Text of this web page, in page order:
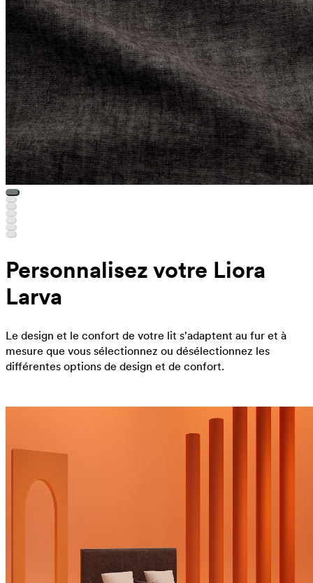
Personnalisez votre Liora
Larva
Le design et le confort de votre lit s'adaptent au fur et à
mesure que vous sélectionnez ou désélectionnez les
différentes options de design et de confort.